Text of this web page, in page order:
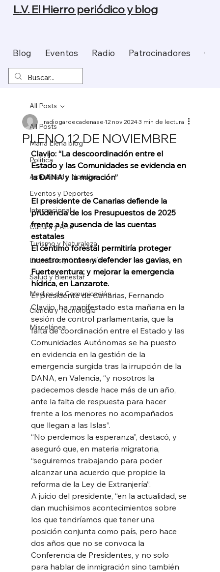
Blog Eventos Radio Patrocinadores
L.V. El Hierro periódico y blog
All Posts
Maria Elena blog
Política
Actualidad y Noticias
Eventos y Deportes
Internacional
Cultura y Arte
Turismo y Naturaleza
Empresas y Economía
Salud y Bienestar
Medios de Comunicación
Ciencia y Tecnología
Miscelánea
All Posts
PLENO 12 DE NOVIEMBRE
radiogaroecadenase12 nov 20243 min de lectura
Clavijo: “La descoordinación entre el
Estado y las Comunidades se evidencia en
la DANA y la migración”
El presidente de Canarias defiende la
prudencia de los Presupuestos de 2025
frente a la ausencia de las cuentas
estatales
El céntimo forestal permitiría proteger
nuestro montes y defender las gavias, en
Fuerteventura; y mejorar la emergencia
hídrica, en Lanzarote.
El presidente de Canarias, Fernando
Clavijo, ha manifestado esta mañana en la
sesión de control parlamentaria, que la
falta de coordinación entre el Estado y las
Comunidades Autónomas se ha puesto
en evidencia en la gestión de la
emergencia surgida tras la irrupción de la
DANA, en Valencia, “y nosotros la
padecemos desde hace más de un año,
ante la falta de respuesta para hacer
frente a los menores no acompañados
que llegan a las Islas”.
“No perdemos la esperanza”, destacó, y
aseguró que, en materia migratoria,
“seguiremos trabajando para poder
alcanzar una acuerdo que propicie la
reforma de la Ley de Extranjería”.
A juicio del presidente, “en la actualidad, se
dan muchísimos acontecimientos sobre
los que tendríamos que tener una
posición conjunta como país, pero hace
dos años que no se convoca la
Conferencia de Presidentes, y no solo
para hablar de inmigración sino también